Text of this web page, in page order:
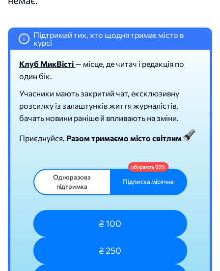
i
Підтримай тих, хто щодня тримає місто в
курсі
Клуб МикВісті — місце, де читач і редакція по
один бік.
Учасники мають закритий чат, ексклюзивну
розсилку із залаштунків життя журналістів,
бачать новини раніше й впливають на зміни.
Приєднуйся. Разом тримаємо місто світлим
Одноразова
підтримка
Підписка місячна
₴ 100
₴ 250